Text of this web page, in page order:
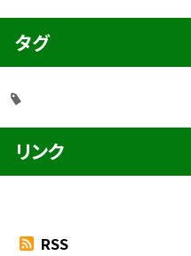
タグ
リンク
RSS